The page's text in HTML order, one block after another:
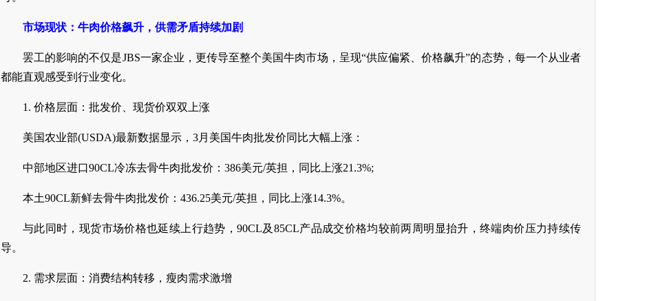
市场现状：牛肉价格飙升，供需矛盾持续加剧
罢工的影响的不仅是JBS一家企业，更传导至整个美国牛肉市场，呈现“供应偏紧、价格飙升”的态势，每一个从业者
都能直观感受到行业变化。
1. 价格层面：批发价、现货价双双上涨
美国农业部(USDA)最新数据显示，3月美国牛肉批发价同比大幅上涨：
中部地区进口90CL冷冻去骨牛肉批发价：386美元/英担，同比上涨21.3%;
本土90CL新鲜去骨牛肉批发价：436.25美元/英担，同比上涨14.3%。
与此同时，现货市场价格也延续上行趋势，90CL及85CL产品成交价格均较前两周明显抬升，终端肉价压力持续传
导。
2. 需求层面：消费结构转移，瘦肉需求激增